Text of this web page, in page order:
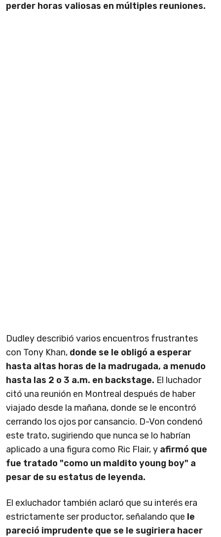
perder horas valiosas en múltiples reuniones.
Dudley describió varios encuentros frustrantes
con Tony Khan, donde se le obligó a esperar
hasta altas horas de la madrugada, a menudo
hasta las 2 o 3 a.m. en backstage. El luchador
citó una reunión en Montreal después de haber
viajado desde la mañana, donde se le encontró
cerrando los ojos por cansancio. D-Von condenó
este trato, sugiriendo que nunca se lo habrían
aplicado a una figura como Ric Flair, y afirmó que
fue tratado "como un maldito young boy" a
pesar de su estatus de leyenda.
El exluchador también aclaró que su interés era
estrictamente ser productor, señalando que le
pareció imprudente que se le sugiriera hacer